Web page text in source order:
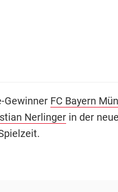
Gewinner FC Bayern
Nerlingerin der